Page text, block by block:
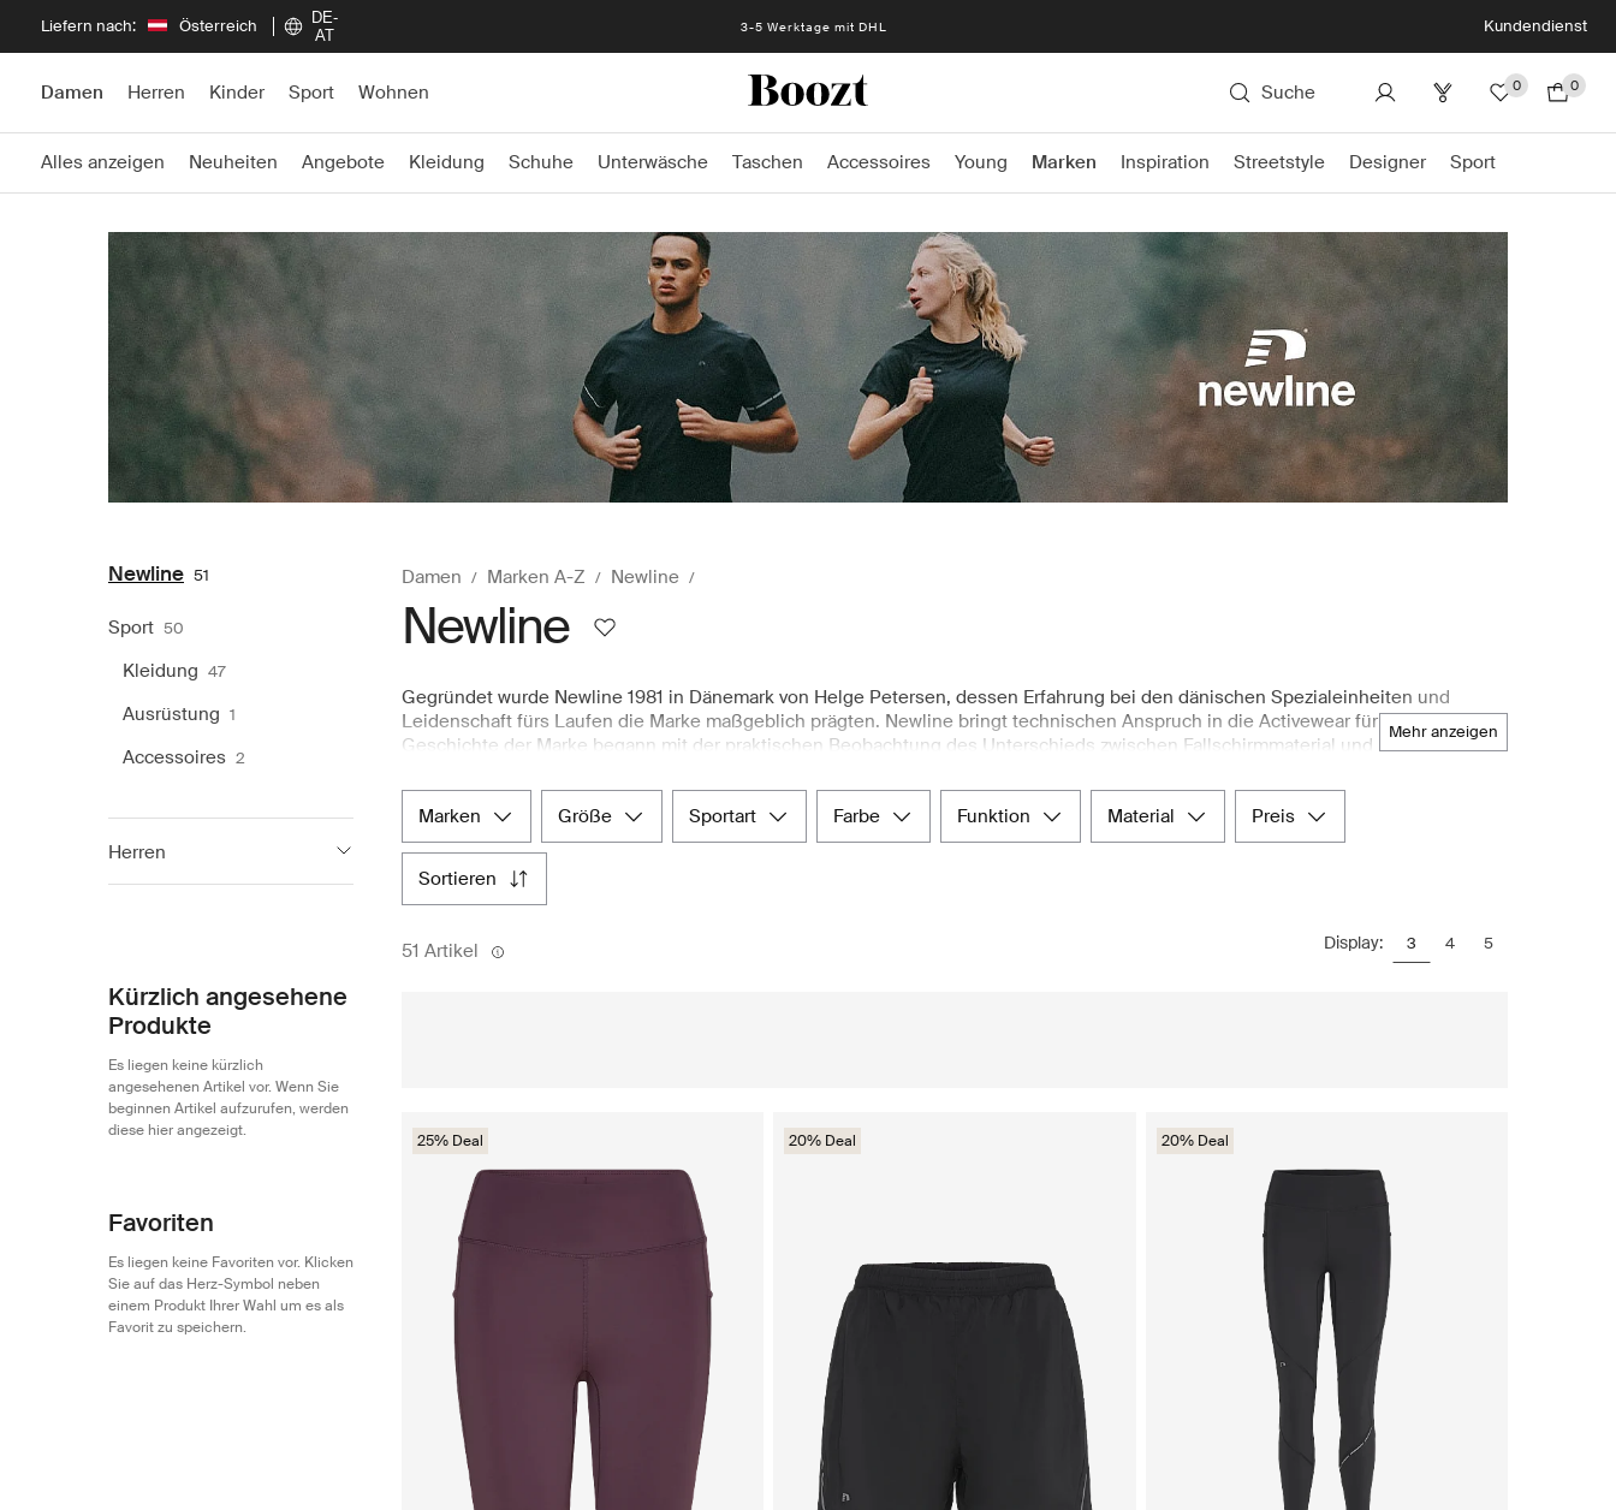
Liefern nach: Österreich
DE-
AT
3-5 Werktage mit DHL Kundendienst
Damen Herren Kinder Sport Wohnen Suche 0 0
Alles anzeigen Neuheiten Angebote Kleidung Schuhe Unterwäsche Taschen Accessoires Young Marken Inspiration Streetstyle Designer Sport
Newline 51
Sport 50
Kleidung 47
Ausrüstung 1
Accessoires 2
Herren
Kürzlich angesehene
Produkte
Es liegen keine kürzlich
angesehenen Artikel vor. Wenn Sie
beginnen Artikel aufzurufen, werden
diese hier angezeigt.
Favoriten
Es liegen keine Favoriten vor. Klicken
Sie auf das Herz-Symbol neben
einem Produkt Ihrer Wahl um es als
Favorit zu speichern.
Damen Marken A-Z Newline
Newline
mehr anzeigen
Gegründet wurde Newline 1981 in Dänemark von Helge Petersen, dessen Erfahrung bei den dänischen Spezialeinheiten und
Leidenschaft fürs Laufen die Marke maßgeblich prägten. Newline bringt technischen Anspruch in die Activewear für Frauen. Die
Geschichte der Marke begann mit der praktischen Beobachtung des Unterschieds zwischen Fallschirmmaterial und herkömmlicher
Fokus stellt. Heute ist Newline vor allem für seine leistungsorientierte Laufbekleidung bekannt und bietet leichte Oberteile,
Jacken, Leggings sowie wichtige Accessoires, die Bewegungsfreiheit und Langlebigkeit gewährleisten. Feuchtigkeitsableitende
Stoffe und durchdachte Schnitte machen die Kollektion ideal für Frauen, die Wert auf Performance und Zuverlässigkeit legen –
egal ob beim Lauf entlang des Wiener Donaukanals oder beim Erkunden von Stadtparks in ganz Österreich. Bei Boozt.com finden
Sie eine sorgfältig zusammengestellte Auswahl an Newline Damen-Sportbekleidung, die den nordischen Anspruch an funktionales
Design widerspiegelt. Freuen Sie sich auf eine handverlesene Kollektion, schnellen Versand und unkomplizierte Rückgabe beim
marken größe sportart farbe funktion material preis
sortieren
51 Artikel Display: 3 4 5
25% Deal 20% Deal 20% Deal